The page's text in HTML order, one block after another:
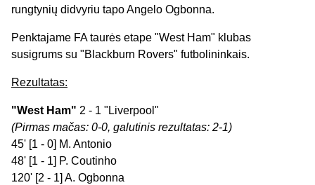
rungtynių didvyriu tapo Angelo Ogbonna.
Penktajame FA taurės etape "West Ham" klubas
susigrums su "Blackburn Rovers" futbolininkais.
Rezultatas:
"West Ham" 2 - 1 "Liverpool"
(Pirmas mačas: 0-0, galutinis rezultatas: 2-1)
45' [1 - 0] M. Antonio
48' [1 - 1] P. Coutinho
120' [2 - 1] A. Ogbonna